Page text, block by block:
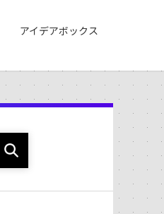
アイデアボックス